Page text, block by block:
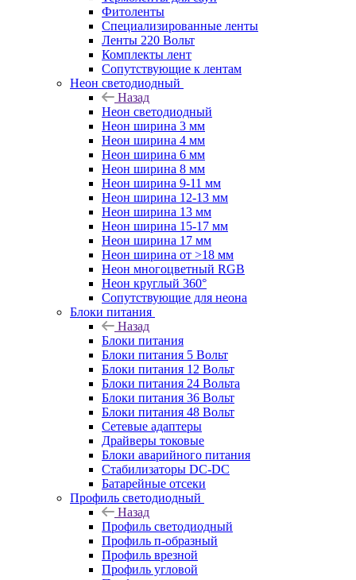
Фитоленты
Специализированные ленты
Ленты 220 Вольт
Комплекты лент
Сопутствующие к лентам
Неон светодиодный
Назад
Неон светодиодный
Неон ширина 3 мм
Неон ширина 4 мм
Неон ширина 6 мм
Неон ширина 8 мм
Неон ширина 9-11 мм
Неон ширина 12-13 мм
Неон ширина 13 мм
Неон ширина 15-17 мм
Неон ширина 17 мм
Неон ширина от >18 мм
Неон многоцветный RGB
Неон круглый 360°
Сопутствующие для неона
Блоки питания
Назад
Блоки питания
Блоки питания 5 Вольт
Блоки питания 12 Вольт
Блоки питания 24 Вольта
Блоки питания 36 Вольт
Блоки питания 48 Вольт
Сетевые адаптеры
Драйверы токовые
Блоки аварийного питания
Стабилизаторы DC-DC
Батарейные отсеки
Профиль светодиодный
Назад
Профиль светодиодный
Профиль п-образный
Профиль врезной
Профиль угловой